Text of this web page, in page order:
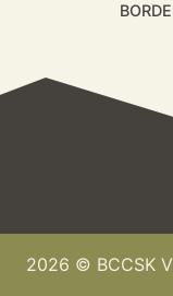
2026 © BCCSK